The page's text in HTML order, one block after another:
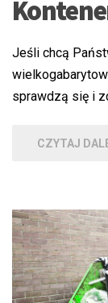
Jeśli chcą
sprawdzą się i
CZYTAJ